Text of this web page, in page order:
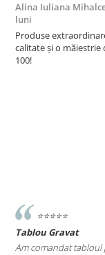
Alina Iuliana
luni
Produse
calitate și o măiestrie
100!
⭐️⭐️⭐️⭐️⭐️
Tablou Gravat
Am comandat tabloul